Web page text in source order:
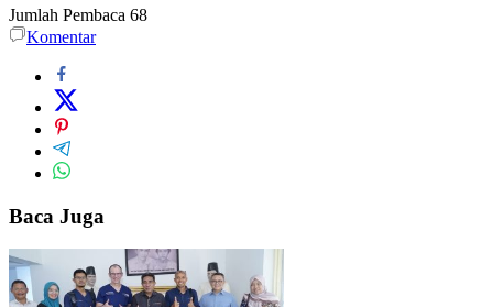
Jumlah Pembaca 68
Komentar
Baca Juga